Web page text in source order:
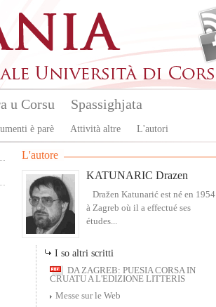
è parè Attività altre L'autori
u Corsu Spassighjata
L'autore
KATUNARIC Drazen
Dražen Katunarić est né en 1954
à Zagreb où il a effectué ses
études...
I so altri scritti
DA ZAGREB: PUESIA CORSA IN
CRUATU A L'EDIZIONE LITTERIS
Messe sur le Web